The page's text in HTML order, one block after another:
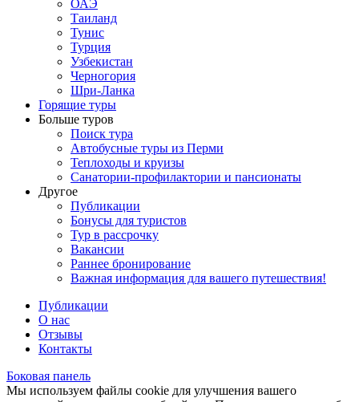
ОАЭ
Таиланд
Тунис
Турция
Узбекистан
Черногория
Шри-Ланка
Горящие туры
Больше туров
Поиск тура
Автобусные туры из Перми
Теплоходы и круизы
Санатории-профилактории и пансионаты
Другое
Публикации
Бонусы для туристов
Тур в рассрочку
Вакансии
Раннее бронирование
Важная информация для вашего путешествия!
Публикации
О нас
Отзывы
Контакты
Боковая панель
Мы используем файлы cookie для улучшения вашего